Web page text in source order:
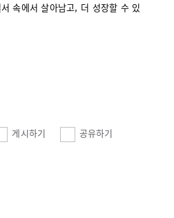
속에서 살아남고, 더 성장할 수 있
게시하기 공유하기